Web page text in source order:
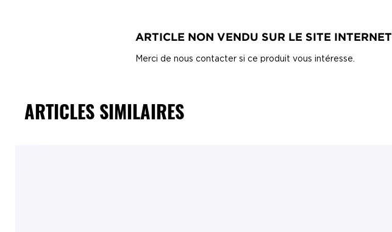
ARTICLE NON VENDU SUR LE SITE INTERNET
Merci de nous contacter si ce produit vous intéresse.
ARTICLES SIMILAIRES